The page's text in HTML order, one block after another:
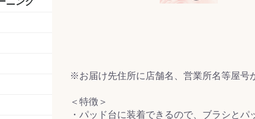
※お届け先住所に店舗名、営業所名等屋号
＜特徴＞
・パッド台に装着できるので、ブラシとパ